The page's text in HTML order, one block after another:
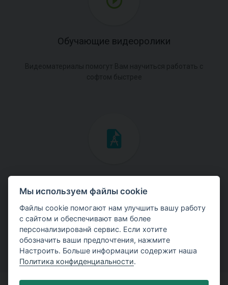
Обучающие видеоролики
Скачайте мануалы с теоретическими и практическими
примерами использования программ.
Мы используем файлы cookie
Файлы cookie помогают нам улучшить вашу работу
с сайтом и обеспечивают вам более
персонализированй сервис. Если хотите
обозначить ваши предпочтения, нажмите
Настроить. Больше информации содержит наша
Политика конфиденциальности.